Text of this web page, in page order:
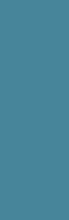
La Fondation
fondation
du Premier